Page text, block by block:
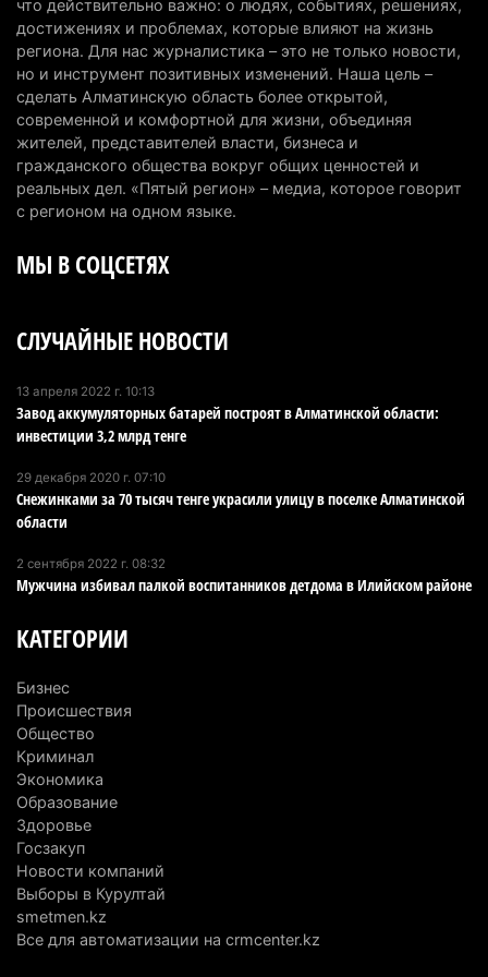
Сильнейшие дзюдоисты мира приехали на
сборы в Алматинскую область
6 августа 2026 г. 12:12
Первый раз с ИИ в первый класс: казахстанских
первоклассников начнут учить искусственному
интеллекту
Казахстанцы назвали доход, при котором не
6 августа 2026 г. 09:52
Пожар в Аксайском ущелье под Алматы
полностью ликвидирован спустя три дня
6 августа 2026 г. 08:51
Минэкологии опровергло фото тигра возле села
в Алматинской области
Казахстан стал лидером Центральной Азии в
5 августа 2026 г. 13:55
Казахстан может начать выпуск экологичного
топлива для самолетов: пилотный проект
запустят в Алатау
5 августа 2026 г. 12:32
Туриста с тяжелыми травмами эвакуировали в
горах Алматинской области после камнепада
Хозяина собак, едва не загрызших ребенка в
что действительно важно: о людях, событиях, решениях,
достижениях и проблемах, которые влияют на жизнь
региона. Для нас журналистика – это не только новости,
но и инструмент позитивных изменений. Наша цель –
сделать Алматинскую область более открытой,
современной и комфортной для жизни, объединяя
жителей, представителей власти, бизнеса и
гражданского общества вокруг общих ценностей и
реальных дел. «Пятый регион» – медиа, которое говорит
с регионом на одном языке.
МЫ В СОЦСЕТЯХ
СЛУЧАЙНЫЕ НОВОСТИ
13 апреля 2022 г. 10:13
Завод аккумуляторных батарей построят в Алматинской области:
инвестиции 3,2 млрд тенге
29 декабря 2020 г. 07:10
Снежинками за 70 тысяч тенге украсили улицу в поселке Алматинской
области
2 сентября 2022 г. 08:32
Мужчина избивал палкой воспитанников детдома в Илийском районе
КАТЕГОРИИ
Бизнес
Происшествия
Общество
Криминал
Экономика
Образование
Здоровье
Госзакуп
Новости компаний
Выборы в Курултай
smetmen.kz
Все для автоматизации на crmcenter.kz